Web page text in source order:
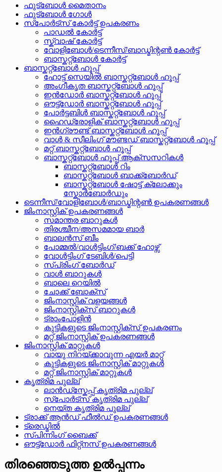
ഫുട്ബോൾ മൈതാനം
ഫുട്ബോൾ ഗോൾ
സ്‌പോർട്‌സ് കോർട്ട് ഉപകരണം
പാഡൽ കോർട്ട്
സ്ക്വാഷ് കോർട്ട്
വോളിബോൾ/ടെന്നീസ്/ബാഡ്മിന്റൺ കോർട്ട്
ബാസ്കറ്റ്ബോൾ കോർട്ട്
ബാസ്കറ്റ്ബോൾ ഹൂപ്പ്
ഹോട്ട് സെയിൽ ബാസ്കറ്റ്ബോൾ ഹൂപ്പ്
അംഗീകൃത ബാസ്കറ്റ്ബോൾ ഹൂപ്പ്
ഇൻഡോർ ബാസ്കറ്റ്ബോൾ ഹൂപ്പ്
ഔട്ട്‌ഡോർ ബാസ്കറ്റ്ബോൾ ഹൂപ്പ്
പോർട്ടബിൾ ബാസ്കറ്റ്ബോൾ ഹൂപ്പ്
ഹൈഡ്രോളിക് ബാസ്കറ്റ്ബോൾ ഹൂപ്പ്
ഇൻഗ്രൗണ്ട് ബാസ്കറ്റ്ബോൾ ഹൂപ്പ്
വാൾ & സീലിംഗ് മൗണ്ടഡ് ബാസ്കറ്റ്ബോൾ ഹൂപ്പ്
മറ്റ് ബാസ്കറ്റ്ബോൾ ഹൂപ്പ്
ബാസ്കറ്റ്ബോൾ ഹൂപ്പ് ആക്സസറികൾ
ബാസ്കറ്റ്ബോൾ റിം
ബാസ്കറ്റ്ബോൾ ബാക്ക്ബോർഡ്
ബാസ്കറ്റ്ബോൾ ഷോട്ട് ക്ലോക്കും
സ്കോർബോർഡും
ടെന്നീസ്/വോളിബോൾ/ബാഡ്മിന്റൺ ഉപകരണങ്ങൾ
ജിംനാസ്റ്റിക് ഉപകരണങ്ങൾ
സമാന്തര ബാറുകൾ
തിരശ്ചീന/അസമമായ ബാർ
ബാലൻസ് ബീം
പോമ്മൽ/വാൾട്ടിംഗ്/ബക്ക് ഹോഴ്സ്
വോൾട്ടിംഗ് ടേബിൾ/പെട്ടി
സ്പ്രിംഗ് ബോർഡ്
വാൾ ബാറുകൾ
ബാലെ റെയിൽ
ചോക്ക് ബോക്സ്
ജിംനാസ്റ്റിക് വളയങ്ങൾ
ജിംനാസ്റ്റിക്സ് ബാറുകൾ
ട്രാംപോളിൻ
കുട്ടികളുടെ ജിംനാസ്റ്റിക്സ് ഉപകരണം
മറ്റ് ജിംനാസ്റ്റിക് ഉപകരണങ്ങൾ
ജിംനാസ്റ്റിക് മാറ്റുകൾ
വായു നിറയ്ക്കാവുന്ന എയർ മാറ്റ്
കുട്ടികളുടെ ജിംനാസ്റ്റിക് മാറ്റുകൾ
മറ്റ് ജിംനാസ്റ്റിക് മാറ്റുകൾ
കൃത്രിമ പുല്ല്
ലാൻഡ്സ്കേപ്പ് കൃത്രിമ പുല്ല്
സ്പോർട്സ് കൃത്രിമ പുല്ല്
നെയ്ത കൃത്രിമ പുല്ല്
ട്രാക്ക് ആൻഡ് ഫീൽഡ് ഉപകരണങ്ങൾ
ട്രെഡ്മിൽ
സ്പിന്നിംഗ് ബൈക്ക്
ഔട്ട്ഡോർ ഫിറ്റ്നസ് ഉപകരണങ്ങൾ
തിരഞ്ഞെടുത്ത ഉൽപ്പന്നം